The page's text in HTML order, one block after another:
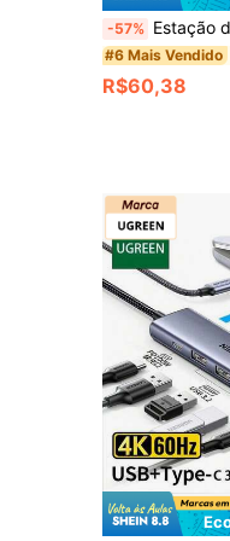
-57% Estação de Acoplamento USB-C 4 em 1 HP, Hub USB 3.0, Projeção HDMI 4K,
#6 Mais Vendido
R$60,38